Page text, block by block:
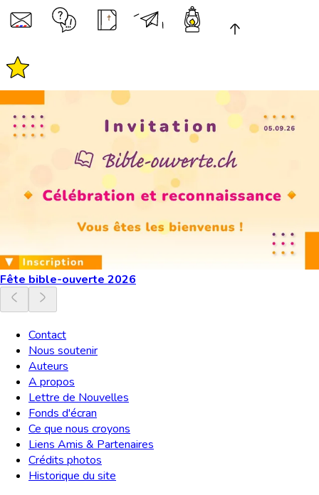
Fête bible-ouverte 2026
Contact
Nous soutenir
Auteurs
A propos
Lettre de Nouvelles
Fonds d'écran
Ce que nous croyons
Liens Amis & Partenaires
Crédits photos
Historique du site